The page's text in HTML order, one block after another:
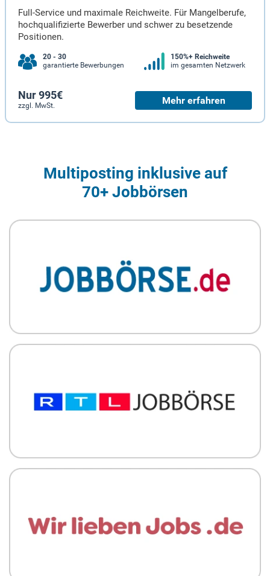
Full-Service und maximale Reichweite. Für Mangelberufe,
hochqualifizierte Bewerber und schwer zu besetzende
Positionen.
20 - 30
garantierte Bewerbungen
150%+ Reichweite
im gesamten Netzwerk
Nur 995€
zzgl. MwSt. Mehr erfahren
Multiposting inklusive auf
70+ Jobbörsen